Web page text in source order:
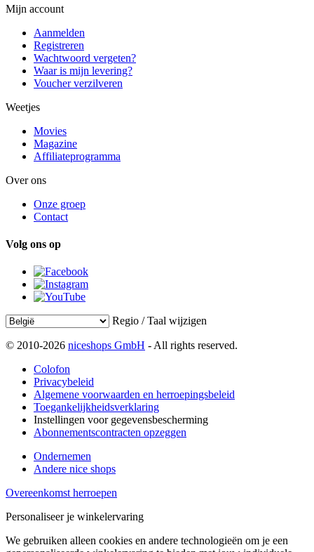
Mijn account
Aanmelden
Registreren
Wachtwoord vergeten?
Waar is mijn levering?
Voucher verzilveren
Weetjes
Movies
Magazine
Affiliateprogramma
Over ons
Onze groep
Contact
Volg ons op
Regio / Taal wijzigen
© 2010-2026 niceshops GmbH - All rights reserved.
Colofon
Privacybeleid
Algemene voorwaarden en herroepingsbeleid
Toegankelijkheidsverklaring
Instellingen voor gegevensbescherming
Abonnementscontracten opzeggen
Ondernemen
Andere nice shops
Overeenkomst herroepen
Personaliseer je winkelervaring
We gebruiken alleen cookies en andere technologieën om je een